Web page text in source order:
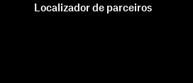
Localizador de parceiros